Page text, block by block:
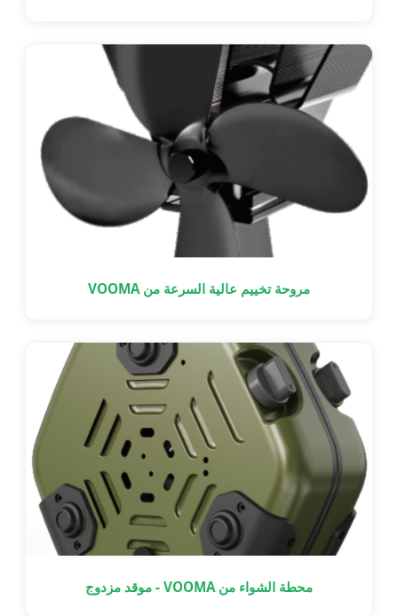
مروحة تخييم عالية السرعة من VOOMA
محطة الشواء من VOOMA - موقد مزدوج